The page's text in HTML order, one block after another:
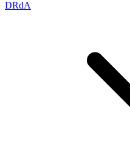
DRdA